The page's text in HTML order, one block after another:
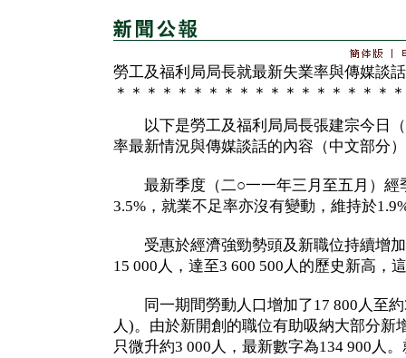
勞工及福利局局長就最新失業率與傳媒談
＊＊＊＊＊＊＊＊＊＊＊＊＊＊＊＊＊＊
以下是勞工及福利局局長張建宗今日（
率最新情況與傳媒談話的內容（中文部分
最新季度（二○一一年三月至五月）經
3.5%，就業不足率亦沒有變動，維持於
受惠於經濟強勁勢頭及新職位持續增加
15 000人，達至3 600 500人的歷史新高，
同一期間勞動人口增加了17 800人至約
人)。由於新開創的職位有助吸納大部分新
只微升約3 000人，最新數字為134 900人